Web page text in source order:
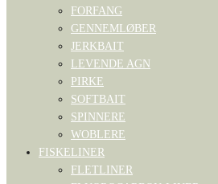
FORFANG
GENNEMLØBER
JERKBAIT
LEVENDE AGN
PIRKE
SOFTBAIT
SPINNERE
WOBLERE
FISKELINER
FLETLINER